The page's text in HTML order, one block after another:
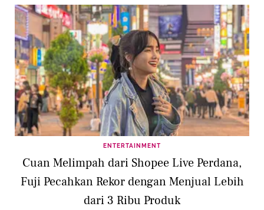
ENTERTAINMENT
Cuan Melimpah dari Shopee Live Perdana,
Fuji Pecahkan Rekor dengan Menjual Lebih
dari 3 Ribu Produk